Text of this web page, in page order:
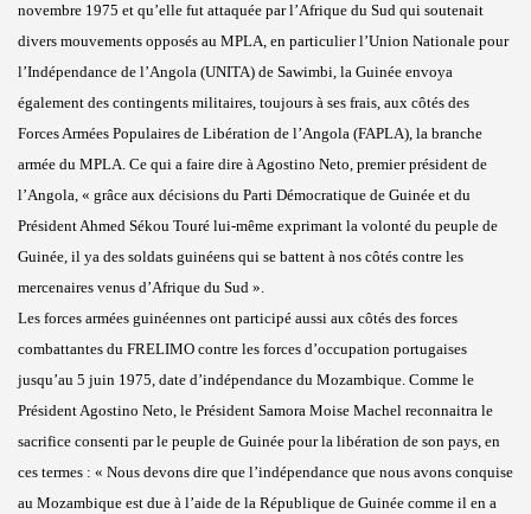
novembre 1975 et qu’elle fut attaquée par l’Afrique du Sud qui soutenait
divers mouvements opposés au MPLA, en particulier l’Union Nationale pour
l’Indépendance de l’Angola (UNITA) de Sawimbi, la Guinée envoya
également des contingents militaires, toujours à ses frais, aux côtés des
Forces Armées Populaires de Libération de l’Angola (FAPLA), la branche
armée du MPLA. Ce qui a faire dire à Agostino Neto, premier président de
l’Angola, « grâce aux décisions du Parti Démocratique de Guinée et du
Président Ahmed Sékou Touré lui-même exprimant la volonté du peuple de
Guinée, il ya des soldats guinéens qui se battent à nos côtés contre les
mercenaires venus d’Afrique du Sud ».
Les forces armées guinéennes ont participé aussi aux côtés des forces
combattantes du FRELIMO contre les forces d’occupation portugaises
jusqu’au 5 juin 1975, date d’indépendance du Mozambique. Comme le
Président Agostino Neto, le Président Samora Moise Machel reconnaitra le
sacrifice consenti par le peuple de Guinée pour la libération de son pays, en
ces termes : « Nous devons dire que l’indépendance que nous avons conquise
au Mozambique est due à l’aide de la République de Guinée comme il en a